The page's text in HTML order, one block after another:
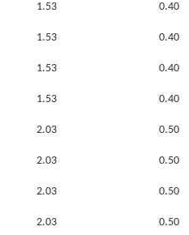
1.53 0.40
1.53 0.40
1.53 0.40
1.53 0.40
2.03 0.50
2.03 0.50
2.03 0.50
2.03 0.50